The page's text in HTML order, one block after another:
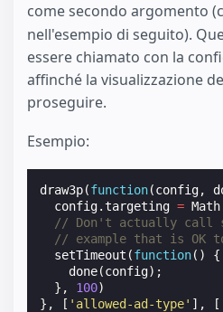
come secondo argomento
nell'esempio di seguito).
essere chiamato con la
affinché la visualizzazione
proseguire.
Esempio:
draw3p(function(config,
config.targeting = Math
// Don't actually call
// example that is OK
setTimeout (function()
{
done(config);
},
100)
},
[ 'allowed-ad-type' ], [